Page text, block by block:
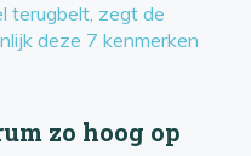
terugbelt, zegt de
deze 7 kenmerken
zo hoog op